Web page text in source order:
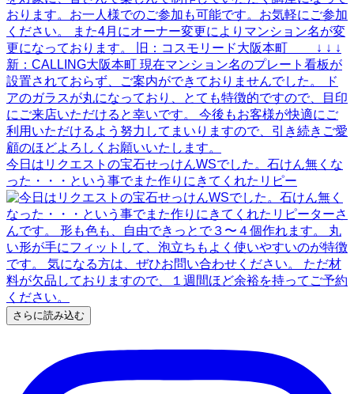
今日はリクエストの宝石せっけんWSでした。石けん無くな
った・・・という事でまた作りにきてくれたリピー
さらに読み込む